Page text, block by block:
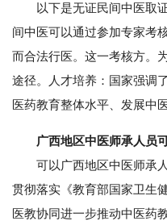
以下是无证民间中医取证
间中医可以通过参加专家考
而合法行医。这一考核方。
途径。人才培养：国家强调
医药教育整体水平、发展中
广西地区中医师承人员
可以广西地区中医师承人
贯彻落实《教育部国家卫生
医教协同进一步推动中医药